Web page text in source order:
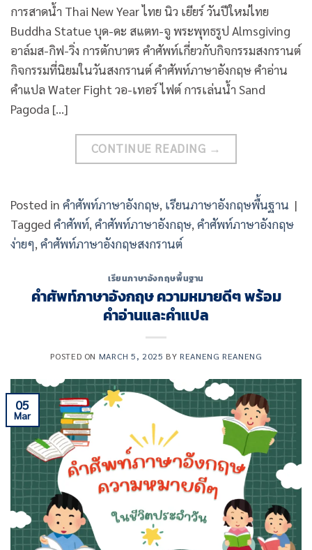
การสาดน้ำ Thai New Year ไทย นิว เยียร์ วันปีใหม่ไทย
Buddha Statue บุด-ดะ สแตท-จู พระพุทธรูป Almsgiving
อาล์มส-กิฟ-วิ่ง การตักบาตร คำศัพท์เกี่ยวกับกิจกรรมสงกรานต์
กิจกรรมที่นิยมในวันสงกรานต์ คำศัพท์ภาษาอังกฤษ คำอ่าน
คำแปล Water Fight วอ-เทอร์ ไฟต์ การเล่นน้ำ Sand
Pagoda […]
CONTINUE READING →
Posted in คำศัพท์ภาษาอังกฤษ เรียนภาษาอังกฤษพื้นฐาน |
Tagged คำศัพท์ คำศัพท์ภาษาอังกฤษ คำศัพท์ภาษาอังกฤษ
ง่ายๆ คำศัพท์ภาษาอังกฤษสงกรานต์
เรียนภาษาอังกฤษพื้นฐาน
คําศัพท์ภาษาอังกฤษ ความหมายดีๆ พร้อม
คำอ่านและคำแปล
POSTED ON MARCH 5, 2025 BY REANENG REANENG
05
Mar